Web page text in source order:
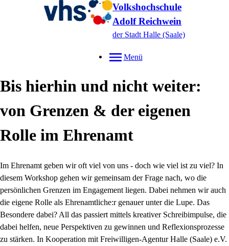
Volkshochschule
Adolf Reichwein
der Stadt Halle (Saale)
Menü
Bis hierhin und nicht weiter:
von Grenzen & der eigenen
Rolle im Ehrenamt
Im Ehrenamt geben wir oft viel von uns - doch wie viel ist zu viel? In
diesem Workshop gehen wir gemeinsam der Frage nach, wo die
persönlichen Grenzen im Engagement liegen. Dabei nehmen wir auch
die eigene Rolle als Ehrenamtliche:r genauer unter die Lupe. Das
Besondere dabei? All das passiert mittels kreativer Schreibimpulse, die
dabei helfen, neue Perspektiven zu gewinnen und Reflexionsprozesse
zu stärken. In Kooperation mit Freiwilligen-Agentur Halle (Saale) e.V.